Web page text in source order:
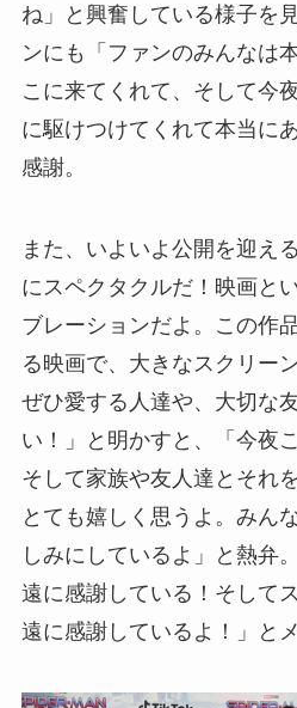
ね」と興奮している様子を
ンにも「ファンのみんなは
こに来てくれて、そして今
に駆けつけてくれて本当に
感謝。
また、いよいよ公開を迎え
にスペクタクルだ！映画と
ブレーションだよ。この作
る映画で、大きなスクリー
ぜひ愛する人達や、大切な
い！」と明かすと、「今夜
そして家族や友人達とそれ
とても嬉しく思うよ。みん
しみにしているよ」と熱弁
遠に感謝している！そして
遠に感謝しているよ！」と